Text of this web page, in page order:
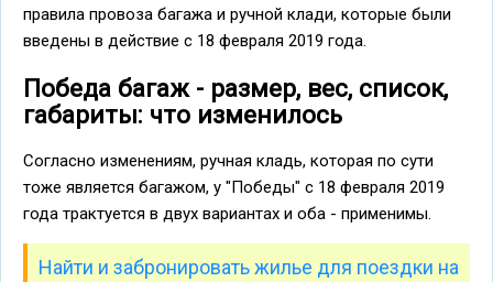
правила провоза багажа и ручной клади, которые были
введены в действие с 18 февраля 2019 года.
Победа багаж - размер, вес, список,
габариты: что изменилось
Согласно изменениям, ручная кладь, которая по сути
тоже является багажом, у "Победы" с 18 февраля 2019
года трактуется в двух вариантах и оба - применимы.
Найти и забронировать жилье для поездки на